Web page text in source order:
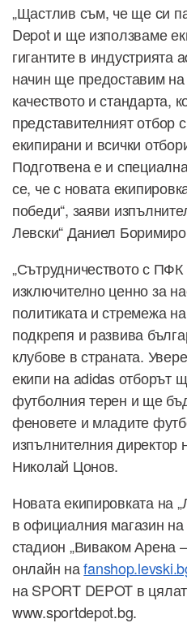
„Щастлив съм, че ще си
Depot и ще използваме
гигантите в индустрията
начин ще предоставим
качеството и стандарта,
представителният отбор
екипирани и всички
Подготвена е и
се, че с новата
победи“, заяви
Левски“ Даниел
„Сътрудничеството с ПФК
изключително ценно за
политиката и стремежа
подкрепя и развива
клубове в страната.
екипи на adidas отборът
футболния терен и ще
феновете и младите
изпълнителния директор
Николай Цонов.
Новата екипировката на
в официалния магазин
стадион „Виваком Арена
онлайн на
на SPORT DEPOT в
www.sportdepot.bg.